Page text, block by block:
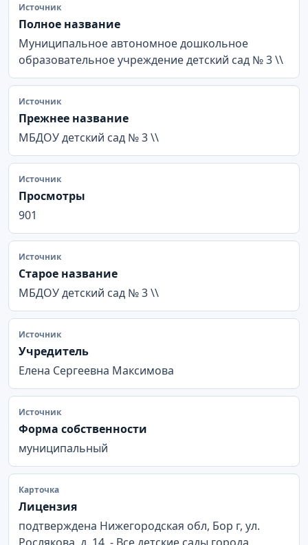
Источник
Полное название
Муниципальное автономное дошкольное
образовательное учреждение детский сад № 3 \\
Источник
Прежнее название
МБДОУ детский сад № 3 \\
Источник
Просмотры
901
Источник
Старое название
МБДОУ детский сад № 3 \\
Источник
Учредитель
Елена Сергеевна Максимова
Источник
Форма собственности
муниципальный
Карточка
Лицензия
подтверждена Нижегородская обл, Бор г, ул.